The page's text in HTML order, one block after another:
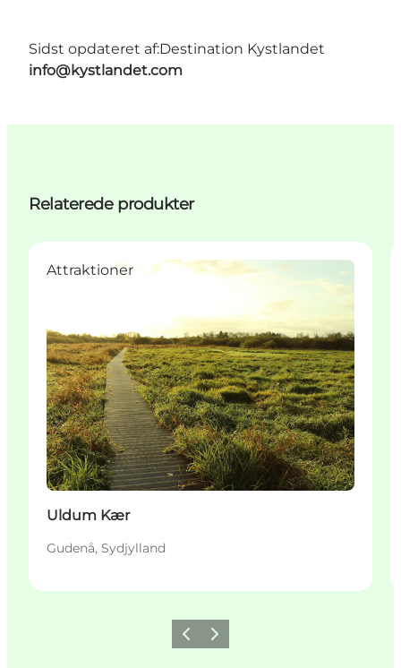
Sidst opdateret af:Destination Kystlandet
info@kystlandet.com
Relaterede produkter
Attraktioner
Uldum Kær
Gudenå, Sydjylland
ForrigeNæste